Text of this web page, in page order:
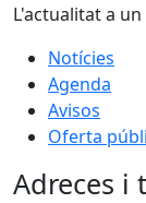
L'actualitat a un
Notícies
Agenda
Avisos
Oferta
Adreces i